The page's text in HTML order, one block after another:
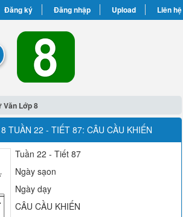
Đăng ký Đăng nhập Upload Liên hệ
Văn Lớp 8
TUẦN 22 - TIẾT 87: CÂU CẦU KHIẾN
Tuần 22 - Tiết 87
Ngày sạon
Ngày dạy
CÂU CẦU KHIẾN